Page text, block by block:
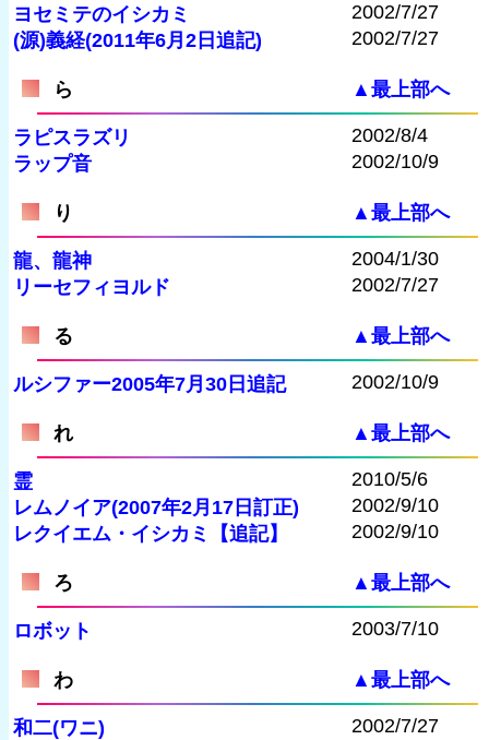
ヨセミテのイシカミ
2002/7/27
(源)義経(2011年6月2日追記)
2002/7/27
ら ▲最上部へ
ラピスラズリ
2002/8/4
ラップ音
2002/10/9
り ▲最上部へ
龍、龍神
2004/1/30
リーセフィヨルド
2002/7/27
る ▲最上部へ
ルシファー2005年7月30日追記 2002/10/9
れ ▲最上部へ
霊
2010/5/6
レムノイア(2007年2月17日訂正)
2002/9/10
レクイエム・イシカミ【追記】
2002/9/10
ろ ▲最上部へ
ロボット 2003/7/10
わ ▲最上部へ
和二(ワニ)
2002/7/27